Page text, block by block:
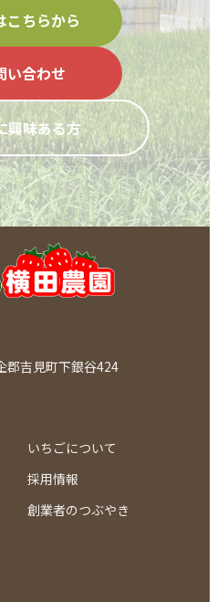
こちらから
い合わせ
興味ある方
郡吉見町下銀谷424
いちごについて
採用情報
創業者のつぶやき